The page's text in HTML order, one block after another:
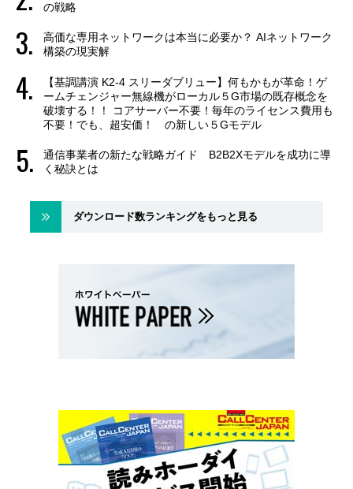
の戦略
高価な専用ネットワークは本当に必要か？ AIネットワーク
構築の現実解
【基調講演 K2-4 スリーダブリュー】何もかもが革命！ゲ
ームチェンジャー無線機がローカル５G市場の既存概念を
破壊する！！ コアサーバー不要！毎年のライセンス費用も
不要！でも、超安価！ の新しい５Gモデル
通信事業者の新たな戦略ガイド B2B2Xモデルを成功に導
く秘訣とは
ダウンロード数ランキングをもっと見る